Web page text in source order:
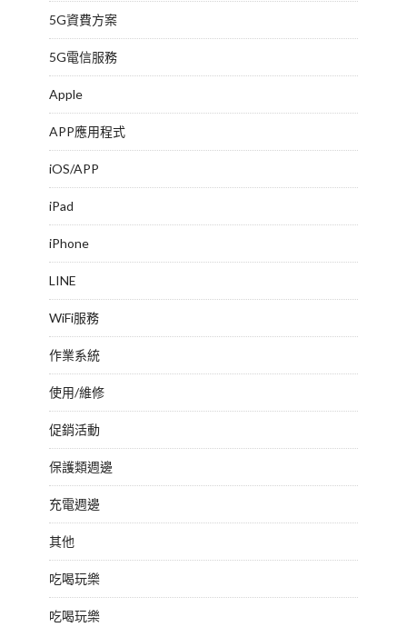
5G資費方案
5G電信服務
Apple
APP應用程式
iOS/APP
iPad
iPhone
LINE
WiFi服務
作業系統
使用/維修
促銷活動
保護類週邊
充電週邊
其他
吃喝玩樂
吃喝玩樂